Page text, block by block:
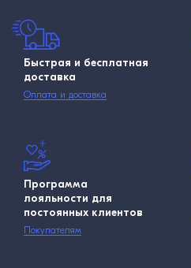
Быстрая и бесплатная
доставка
Оплата и доставка
Программа
лояльности для
постоянных клиентов
Покупателям